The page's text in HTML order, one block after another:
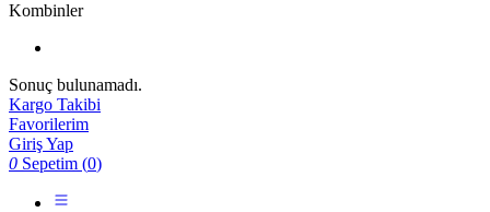
Kombinler
Sonuç bulunamadı.
Kargo Takibi
Favorilerim
Giriş Yap
0 Sepetim (0)